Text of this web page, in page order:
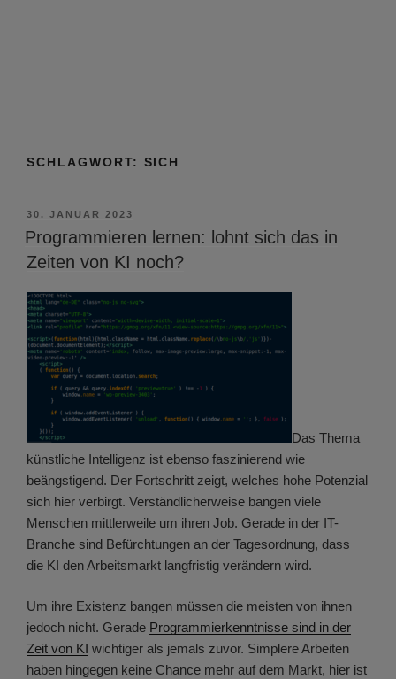
SCHLAGWORT: SICH
VERÖFFENTLICHT
AM
30. JANUAR 2023
Programmieren lernen: lohnt sich das in
Zeiten von KI noch?
Das Thema
künstliche Intelligenz ist ebenso faszinierend wie
beängstigend. Der Fortschritt zeigt, welches hohe Potenzial
sich hier verbirgt. Verständlicherweise bangen viele
Menschen mittlerweile um ihren Job. Gerade in der IT-
Branche sind Befürchtungen an der Tagesordnung, dass
die KI den Arbeitsmarkt langfristig verändern wird.
Um ihre Existenz bangen müssen die meisten von ihnen
jedoch nicht. Gerade Programmierkenntnisse sind in der
Zeit von KI wichtiger als jemals zuvor. Simplere Arbeiten
haben hingegen keine Chance mehr auf dem Markt, hier ist